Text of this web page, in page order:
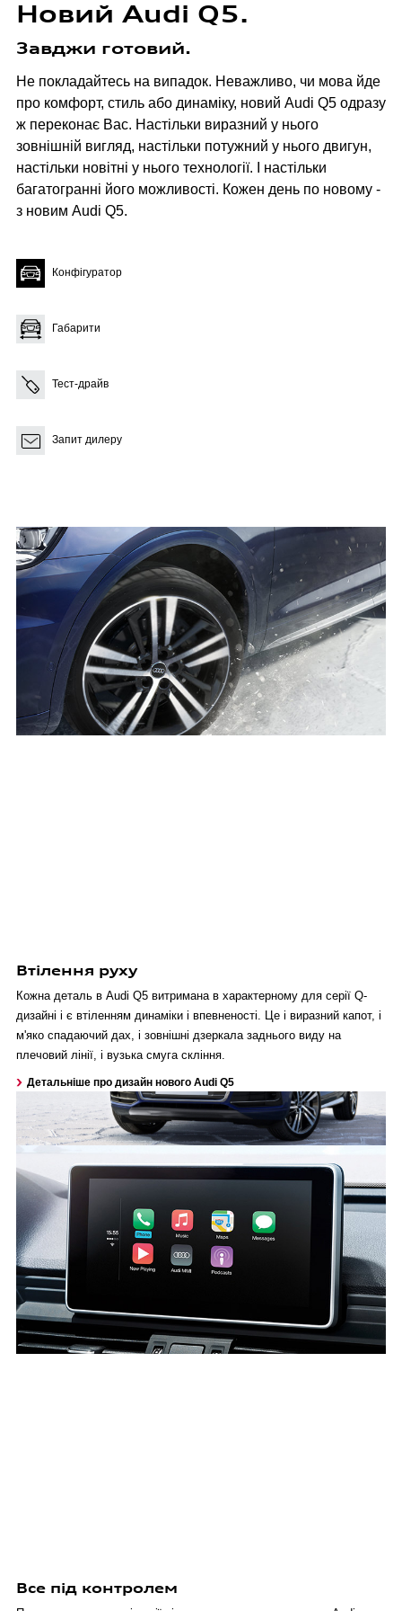
Страхування
Корпоративним клієнтам
Спеціальні пропозиції
Оригінальні запасні частини
Audi аксесуари
Гарантія Audi
Audi Assistance
Новий Audi Q5.
Завджи готовий.
Не покладайтесь на випадок. Неважливо, чи мова йде
про комфорт, стиль або динаміку, новий Audi Q5 одразу
ж переконає Вас. Настільки виразний у нього
зовнішній вигляд, настільки потужний у нього двигун,
настільки новітні у нього технології. І настільки
багатогранні його можливості. Кожен день по новому -
з новим Audi Q5.
Конфігуратор
Габарити
Тест-драйв
Запит дилеру
Втілення руху
Кожна деталь в Audi Q5 витримана в характерному для серії Q-
дизайні і є втіленням динаміки і впевненості. Це і виразний капот, і
м'яко спадаючий дах, і зовнішні дзеркала заднього виду на
плечовий лінії, і вузька смуга скління.
Детальніше про дизайн нового Audi Q5
Все під контролем